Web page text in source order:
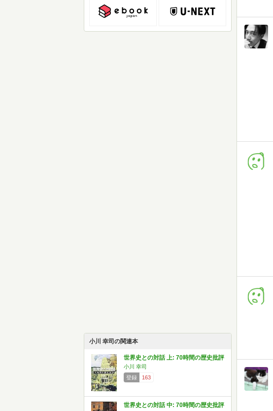
小川 幸司の関連本
世界史との対話 上: 70時間の歴史批評
小川 幸司
登録
163
世界史との対話 中: 70時間の歴史批評